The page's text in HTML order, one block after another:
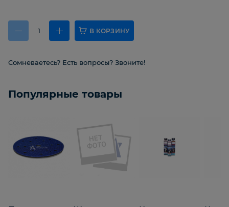
В КОРЗИНУ
Сомневаетесь? Есть вопросы? Звоните!
Популярные товары